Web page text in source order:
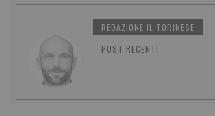
REDAZIONE IL TORINESE
POST RECENTI